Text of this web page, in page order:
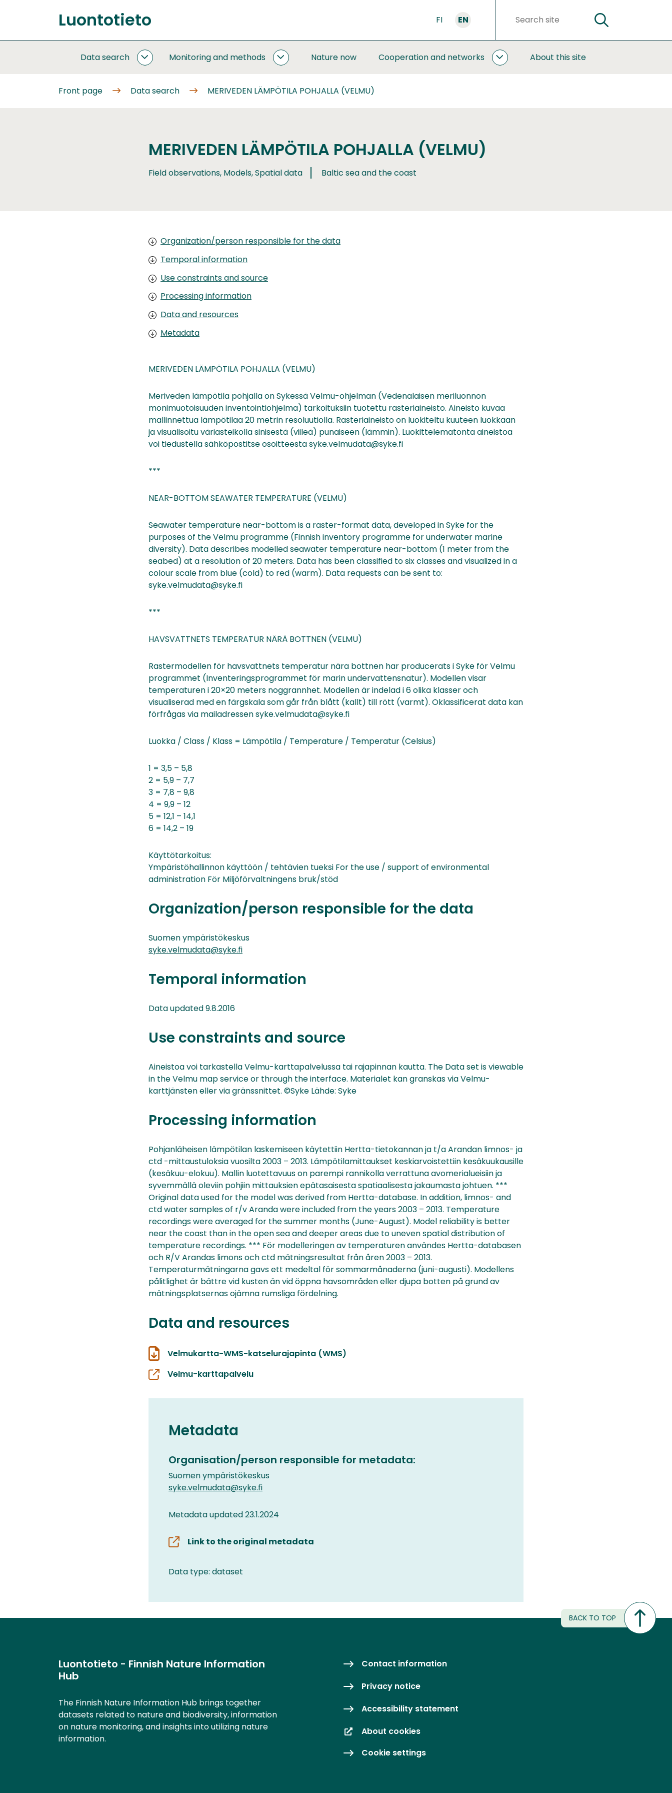
to
content
Front
Luontotieto FI EN
Search
SEARCH
Data search
DATA
Monitoring and methods
MONITORING
SUBPAGES
Nature now Cooperation and networks
COOPERATION
About this site
Front page Data search MERIVEDEN LÄMPÖTILA POHJALLA (VELMU)
MERIVEDEN LÄMPÖTILA POHJALLA (VELMU)
Field observations, Models, Spatial data Baltic sea and the coast
Organization/person responsible for the data
Temporal information
Use constraints and source
Processing information
Data and resources
Metadata
MERIVEDEN LÄMPÖTILA POHJALLA (VELMU)
Meriveden lämpötila pohjalla on Sykessä Velmu-ohjelman (Vedenalaisen meriluonnon
monimuotoisuuden inventointiohjelma) tarkoituksiin tuotettu rasteriaineisto. Aineisto kuvaa
mallinnettua lämpötilaa 20 metrin resoluutiolla. Rasteriaineisto on luokiteltu kuuteen luokkaan
ja visualisoitu väriasteikolla sinisestä (viileä) punaiseen (lämmin). Luokittelematonta aineistoa
voi tiedustella sähköpostitse osoitteesta syke.velmudata@syke.fi
***
NEAR-BOTTOM SEAWATER TEMPERATURE (VELMU)
Seawater temperature near-bottom is a raster-format data, developed in Syke for the
purposes of the Velmu programme (Finnish inventory programme for underwater marine
diversity). Data describes modelled seawater temperature near-bottom (1 meter from the
seabed) at a resolution of 20 meters. Data has been classified to six classes and visualized in a
colour scale from blue (cold) to red (warm). Data requests can be sent to:
syke.velmudata@syke.fi
***
HAVSVATTNETS TEMPERATUR NÄRÄ BOTTNEN (VELMU)
Rastermodellen för havsvattnets temperatur nära bottnen har producerats i Syke för Velmu
programmet (Inventeringsprogrammet för marin undervattensnatur). Modellen visar
temperaturen i 20×20 meters noggrannhet. Modellen är indelad i 6 olika klasser och
visualiserad med en färgskala som går från blått (kallt) till rött (varmt). Oklassificerat data kan
förfrågas via mailadressen syke.velmudata@syke.fi
Luokka / Class / Klass = Lämpötila / Temperature / Temperatur (Celsius)
1 = 3,5 – 5,8
2 = 5,9 – 7,7
3 = 7,8 – 9,8
4 = 9,9 – 12
5 = 12,1 – 14,1
6 = 14,2 – 19
Käyttötarkoitus:
Ympäristöhallinnon käyttöön / tehtävien tueksi For the use / support of environmental
administration För Miljöförvaltningens bruk/stöd
Organization/person responsible for the data
Suomen ympäristökeskus
syke.velmudata@syke.fi
Temporal information
Data updated 9.8.2016
Use constraints and source
Aineistoa voi tarkastella Velmu-karttapalvelussa tai rajapinnan kautta. The Data set is viewable
in the Velmu map service or through the interface. Materialet kan granskas via Velmu-
karttjänsten eller via gränssnittet. ©Syke Lähde: Syke
Processing information
Pohjanläheisen lämpötilan laskemiseen käytettiin Hertta-tietokannan ja t/a Arandan limnos- ja
ctd -mittaustuloksia vuosilta 2003 – 2013. Lämpötilamittaukset keskiarvoistettiin kesäkuukausille
(kesäkuu-elokuu). Mallin luotettavuus on parempi rannikolla verrattuna avomerialueisiin ja
syvemmällä oleviin pohjiin mittauksien epätasaisesta spatiaalisesta jakaumasta johtuen. ***
Original data used for the model was derived from Hertta-database. In addition, limnos- and
ctd water samples of r/v Aranda were included from the years 2003 – 2013. Temperature
recordings were averaged for the summer months (June-August). Model reliability is better
near the coast than in the open sea and deeper areas due to uneven spatial distribution of
temperature recordings. *** För modelleringen av temperaturen användes Hertta-databasen
och R/V Arandas limons och ctd mätningsresultat från åren 2003 – 2013.
Temperaturmätningarna gavs ett medeltal för sommarmånaderna (juni-augusti). Modellens
pålitlighet är bättre vid kusten än vid öppna havsområden eller djupa botten på grund av
mätningsplatsernas ojämna rumsliga fördelning.
Data and resources
Velmukartta-WMS-katselurajapinta (WMS)
Velmu-karttapalvelu
Metadata
Organisation/person responsible for metadata:
Suomen ympäristökeskus
syke.velmudata@syke.fi
Metadata updated 23.1.2024
Link to the original metadata
Data type: dataset
BACK TO TOP
Luontotieto - Finnish Nature Information
Hub
The Finnish Nature Information Hub brings together
datasets related to nature and biodiversity, information
on nature monitoring, and insights into utilizing nature
information.
Contact information
Privacy notice
Accessibility statement
About cookies
Cookie settings